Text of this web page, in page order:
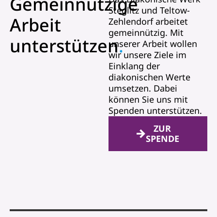
Arbeit
unterstützen.
Steglitz und Teltow-
Zehlendorf arbeitet
gemeinnützig. Mit
unserer Arbeit wollen
wir unsere Ziele im
Einklang der
diakonischen Werte
umsetzen. Dabei
können Sie uns mit
Spenden unterstützen.
ZUR
SPENDE